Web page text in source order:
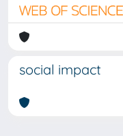
social impact